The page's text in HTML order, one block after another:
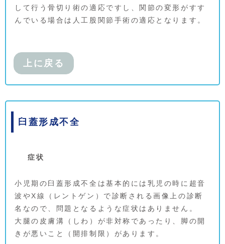
して行う骨切り術の適応ですし、関節の変形がすす
んでいる場合は人工股関節手術の適応となります。
上に戻る
臼蓋形成不全
症状
小児期の臼蓋形成不全は基本的には乳児の時に超音
波やX線（レントゲン）で診断される画像上の診断
名なので、問題となるような症状はありません。
大腿の皮膚溝（しわ）が非対称であったり、脚の開
きが悪いこと（開排制限）があります。